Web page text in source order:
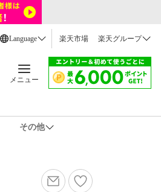
Language 楽天市場 楽天グループ
メニュー
その他